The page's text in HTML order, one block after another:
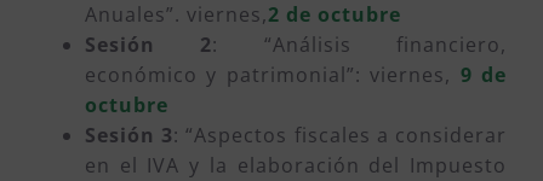
Anuales”. viernes,2 de octubre
Sesión 2: “Análisis financiero,
económico y patrimonial”: viernes, 9 de
octubre
Sesión 3: “Aspectos fiscales a considerar
en el IVA y la elaboración del Impuesto